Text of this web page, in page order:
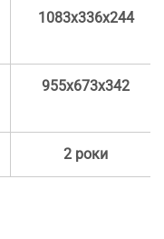
1083x336x244
955x673x342
2 роки